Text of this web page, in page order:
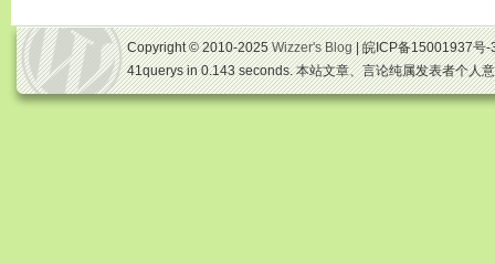
Copyright © 2010-2025Wizzer's Blog| 皖ICP备15001937号
41querys in 0.143 seconds. 本站文章、言论纯属发表者个人